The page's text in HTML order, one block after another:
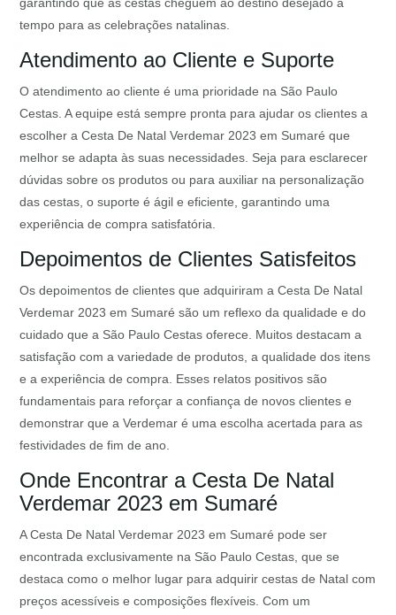
tempo para as celebrações natalinas.
Atendimento ao Cliente e Suporte
O atendimento ao cliente é uma prioridade na São Paulo
Cestas. A equipe está sempre pronta para ajudar os clientes a
escolher a Cesta De Natal Verdemar 2023 em Sumaré que
melhor se adapta às suas necessidades. Seja para esclarecer
dúvidas sobre os produtos ou para auxiliar na personalização
das cestas, o suporte é ágil e eficiente, garantindo uma
experiência de compra satisfatória.
Depoimentos de Clientes Satisfeitos
Os depoimentos de clientes que adquiriram a Cesta De Natal
Verdemar 2023 em Sumaré são um reflexo da qualidade e do
cuidado que a São Paulo Cestas oferece. Muitos destacam a
satisfação com a variedade de produtos, a qualidade dos itens
e a experiência de compra. Esses relatos positivos são
fundamentais para reforçar a confiança de novos clientes e
demonstrar que a Verdemar é uma escolha acertada para as
festividades de fim de ano.
Onde Encontrar a Cesta De Natal
Verdemar 2023 em Sumaré
A Cesta De Natal Verdemar 2023 em Sumaré pode ser
encontrada exclusivamente na São Paulo Cestas, que se
destaca como o melhor lugar para adquirir cestas de Natal com
preços acessíveis e composições flexíveis. Com um